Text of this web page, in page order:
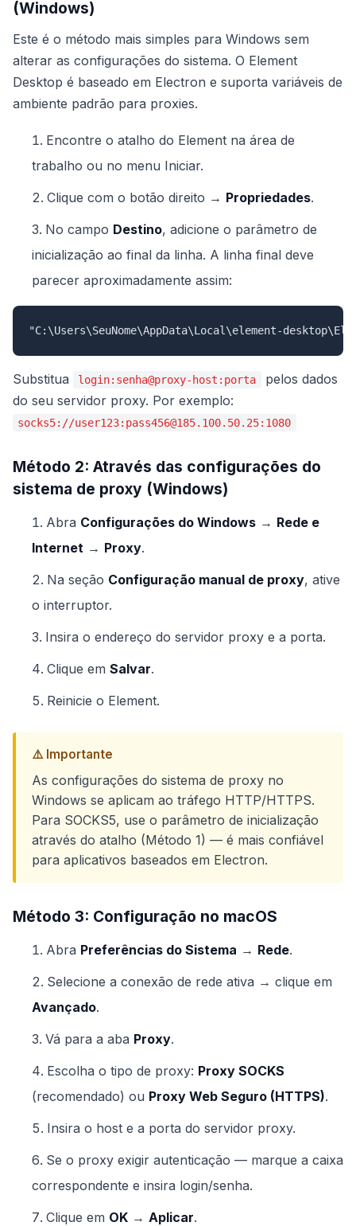
(Windows)
Este é o método mais simples para Windows sem
alterar as configurações do sistema. O Element
Desktop é baseado em Electron e suporta variáveis de
ambiente padrão para proxies.
Encontre o atalho do Element na área de
trabalho ou no menu Iniciar.
Clique com o botão direito → Propriedades.
No campo Destino, adicione o parâmetro de
inicialização ao final da linha. A linha final deve
parecer aproximadamente assim:
"C:\Users\SeuNome\AppData\Local\element-
Substitua login:senha@proxy-host:porta
pelos dados
do seu servidor proxy. Por exemplo:
socks5://user123:pass456@185.100.50.25:1080
Método 2: Através das configurações do
sistema de proxy (Windows)
Abra Configurações do Windows → Rede e
Internet → Proxy.
Na seção Configuração manual de proxy, ative
o interruptor.
Insira o endereço do servidor proxy e a porta.
Clique em Salvar.
Reinicie o Element.
⚠️ Importante
As configurações do sistema de proxy no
Windows se aplicam ao tráfego HTTP/HTTPS.
Para SOCKS5, use o parâmetro de inicialização
através do atalho (Método 1) — é mais confiável
para aplicativos baseados em Electron.
Método 3: Configuração no macOS
Abra Preferências do Sistema → Rede.
Selecione a conexão de rede ativa → clique em
Avançado.
Vá para a aba Proxy.
Escolha o tipo de proxy: Proxy SOCKS
(recomendado) ou Proxy Web Seguro (HTTPS).
Insira o host e a porta do servidor proxy.
Se o proxy exigir autenticação — marque a caixa
correspondente e insira login/senha.
Clique em OK → Aplicar.